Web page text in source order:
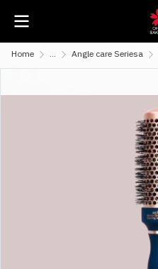
Home ... Angle care Seriesa